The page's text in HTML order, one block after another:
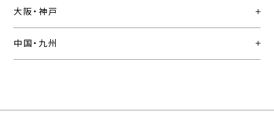
大阪・神戸
中国・九州